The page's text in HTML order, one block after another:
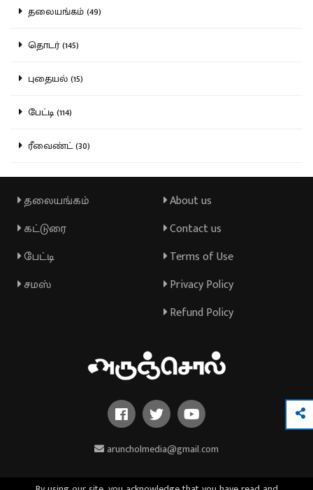
தலையங்கம் (49)
தொடர் (145)
புதையல் (15)
பேட்டி (114)
ரீவைண்ட் (30)
தலையங்கம்
கட்டுரை
பேட்டி
சமஸ்
About us
Contact us
Terms of Use
Privacy Policy
Refund Policy
aruncholmedia@gmail.com